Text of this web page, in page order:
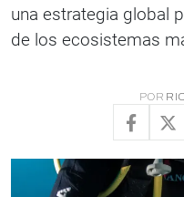
una estrategia global
de los ecosistemas
POR